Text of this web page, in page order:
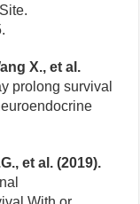
X., et al.
prolong survival
et al. (2019).